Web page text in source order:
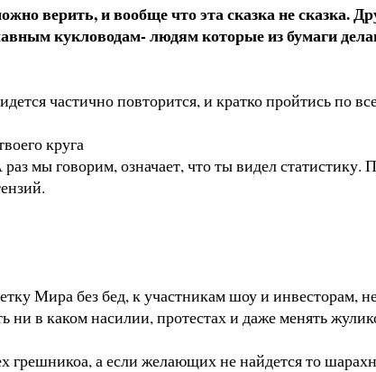
верить, и вообще что эта сказка не
кукловодам- людям которые из бумаги
частично повторится, и кратко пройтись по
круга
мы говорим, означает, что ты видел
Мира без бед, к участникам шоу и инвесторам,
ни в каком насилии, протестах и даже менять
грешникоа, а если желающих не найдется то